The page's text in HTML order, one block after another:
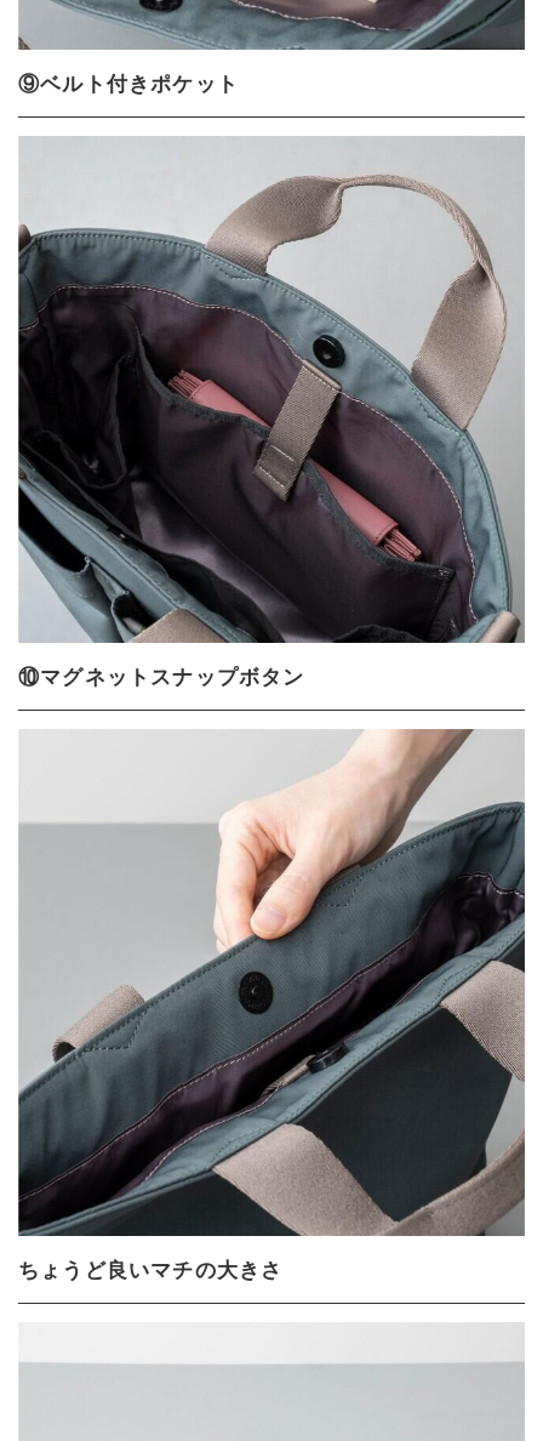
⑨ベルト付きポケット
⑩マグネットスナップボタン
ちょうど良いマチの大きさ